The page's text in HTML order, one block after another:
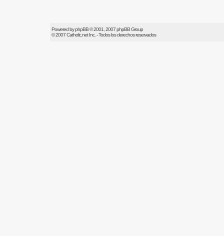
Powered byphpBB© 2001, 2007 phpBB Group
© 2007Catholic.netInc. - Todos los derechos reservados